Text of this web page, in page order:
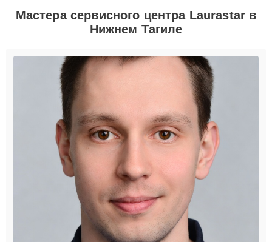
Мастера сервисного центра Laurastar в
Нижнем Тагиле